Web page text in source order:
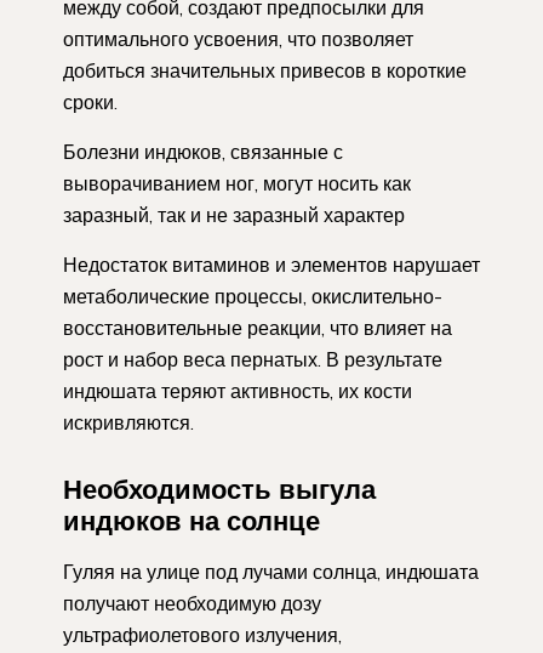
между собой, создают предпосылки для
оптимального усвоения, что позволяет
добиться значительных привесов в короткие
сроки.
Болезни индюков, связанные с
выворачиванием ног, могут носить как
заразный, так и не заразный характер
Недостаток витаминов и элементов нарушает
метаболические процессы, окислительно-
восстановительные реакции, что влияет на
рост и набор веса пернатых. В результате
индюшата теряют активность, их кости
искривляются.
Необходимость выгула
индюков на солнце
Гуляя на улице под лучами солнца, индюшата
получают необходимую дозу
ультрафиолетового излучения,